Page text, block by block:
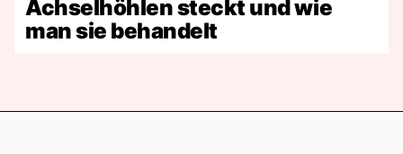
Achselhöhlen steckt und wie
man sie behandelt